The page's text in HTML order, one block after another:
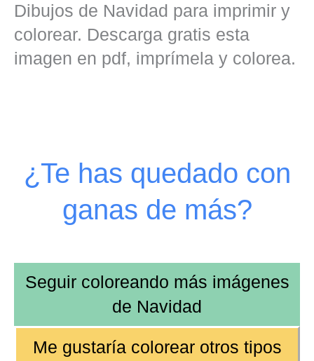
Dibujos de Navidad para imprimir y
colorear. Descarga gratis esta
imagen en pdf, imprímela y colorea.
¿Te has quedado con
ganas de más?
Seguir coloreando más imágenes
de Navidad
Me gustaría colorear otros tipos